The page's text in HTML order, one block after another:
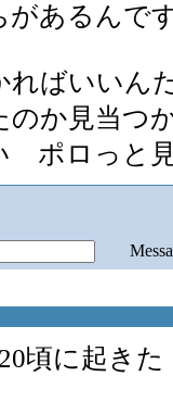
があるんで
ればいいん
のか見当つ
ポロっと
頃に起きた